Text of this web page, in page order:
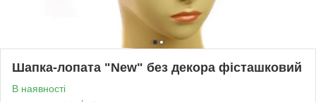
Шапка-лопата "New" без декора фісташковий
В наявності